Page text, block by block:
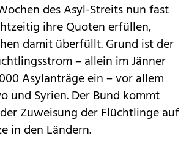
des Asyl-Streits nun fast
ihre Quoten erfüllen,
damit überfüllt. Grund ist der
– allein im Jänner
Asylanträge ein – vor allem
und Syrien. Der Bund kommt
Zuweisung der Flüchtlinge auf
in den Ländern.